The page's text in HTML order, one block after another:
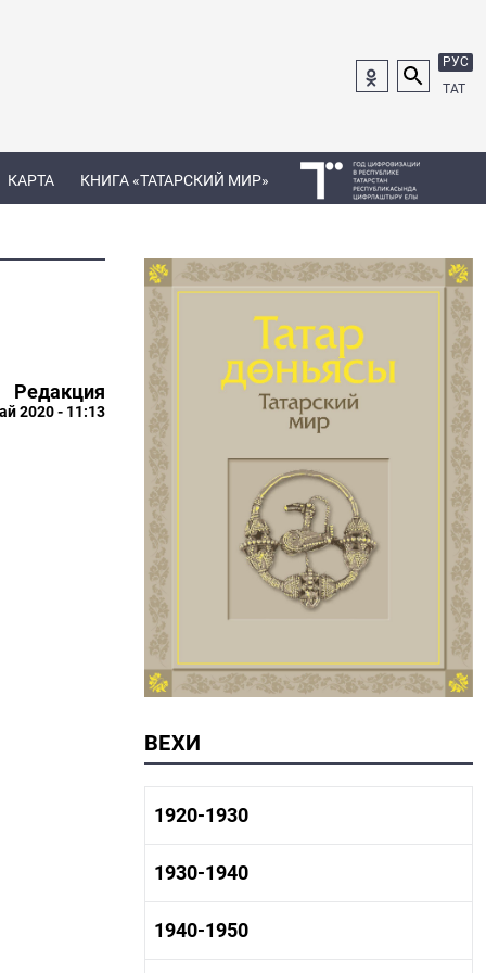
РУС
ТАТ
КАРТА КНИГА «ТАТАРСКИЙ МИР»
Редакция
2020 - 11:13
ВЕХИ
1920-1930
1920-1930 история
1920-1930 культура
1930-1940
1930-1940 история
1930-1940 культура
1940-1950